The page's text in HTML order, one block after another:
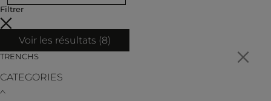
Filtrer
Voir les résultats (8)
TRENCHS
CATEGORIES